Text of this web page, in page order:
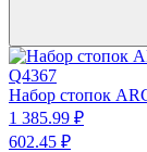
Q4367
Набор стопок
1 385.99 ₽
602.45 ₽